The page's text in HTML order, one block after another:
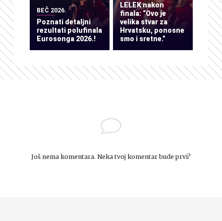
BEČ 2026.
Poznati detaljni
rezultati polufinala
Eurosonga 2026.!
LELEK nakon
finala: “Ovo je
velika stvar za
Hrvatsku, ponosne
smo i sretne.”
Još nema komentara. Neka tvoj komentar bude prvi?